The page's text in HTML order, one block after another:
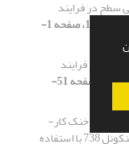
سطح در فرایند
[دوره 7، شماره 1، 1399، صفحه 1-
در فرایند
[دوره 7، شماره 7، 1399، صفحه 51-
و محیط خنک کار-
روانکار بر بارگذاری سنگ در فرآیند سنگ‌زنی اینکونل 738 با استفاده